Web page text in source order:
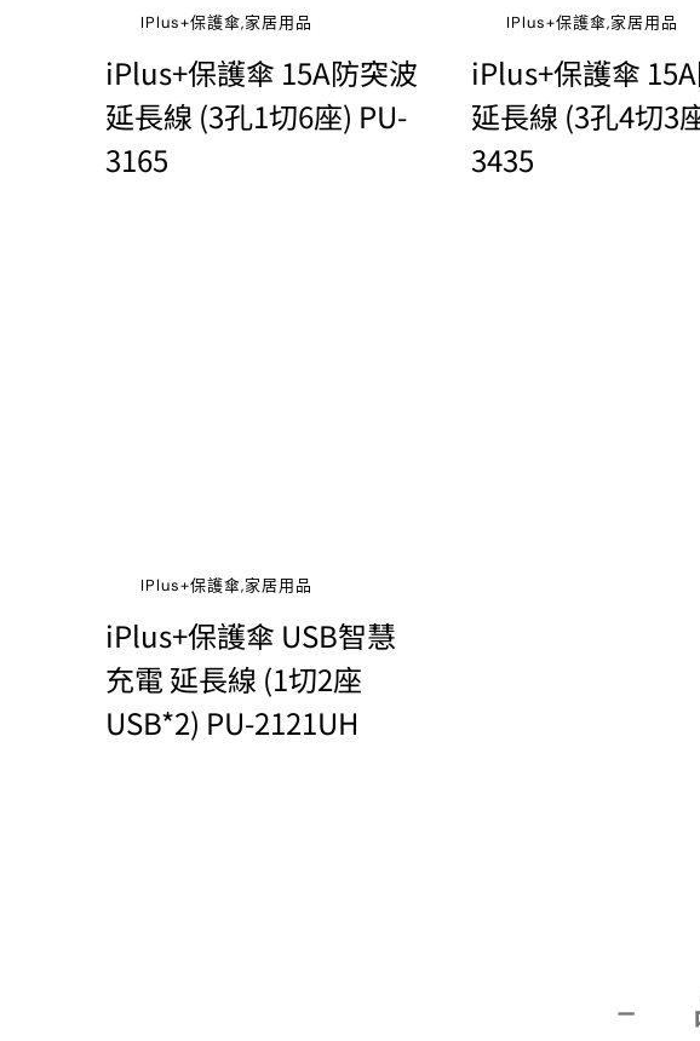
IPlus+保護傘,家居用品
iPlus+保護傘 15A防突波
延長線 (3孔1切6座) PU-
3165
IPlus+保護傘,家居用品
iPlus+保護傘
延長線 (3孔4切3
3435
IPlus+保護傘,家居用品
iPlus+保護傘 USB智慧
充電 延長線 (1切2座
USB*2) PU-2121UH
–